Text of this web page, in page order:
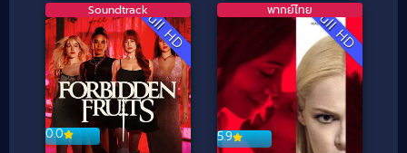
Full HD
0.0
Soundtrack Full HD
5.9
พากย์ไทย